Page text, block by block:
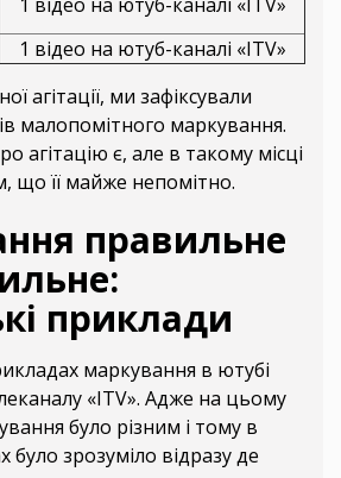
1 відео на ютуб-каналі «ITV»
агітації, ми зафіксували
малопомітного маркування.
агітацію є, але в такому місці
що її майже непомітно.
правильне
приклади
маркування в ютубі
«ITV». Адже на цьому
було різним і тому в
було зрозуміло відразу де